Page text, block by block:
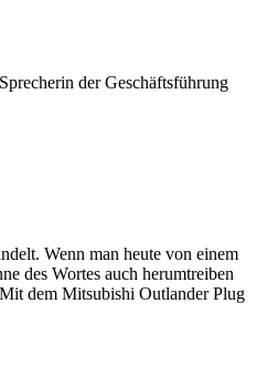
der Geschäftsführung
Wenn man heute von einem
des Wortes auch herumtreiben
dem Mitsubishi Outlander Plug